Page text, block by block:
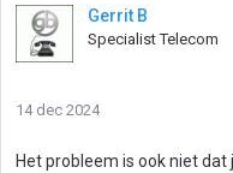
Gerrit B
Specialist Telecom
14 dec 2024
Het probleem is ook niet